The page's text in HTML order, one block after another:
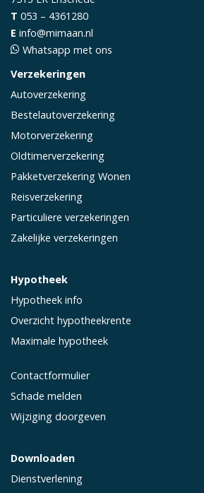
T 053 – 4361280
E info@mimaan.nl
Whatsapp met ons
Verzekeringen
Autoverzekering
Bestelautoverzekering
Motorverzekering
Oldtimerverzekering
Pakketverzekering Wonen
Reisverzekering
Particuliere verzekeringen
Zakelijke verzekeringen
Hypotheek
Hypotheek info
Overzicht hypotheekrente
Maximale hypotheek
Contactformulier
Schade melden
Wijziging doorgeven
Downloaden
Dienstverlening